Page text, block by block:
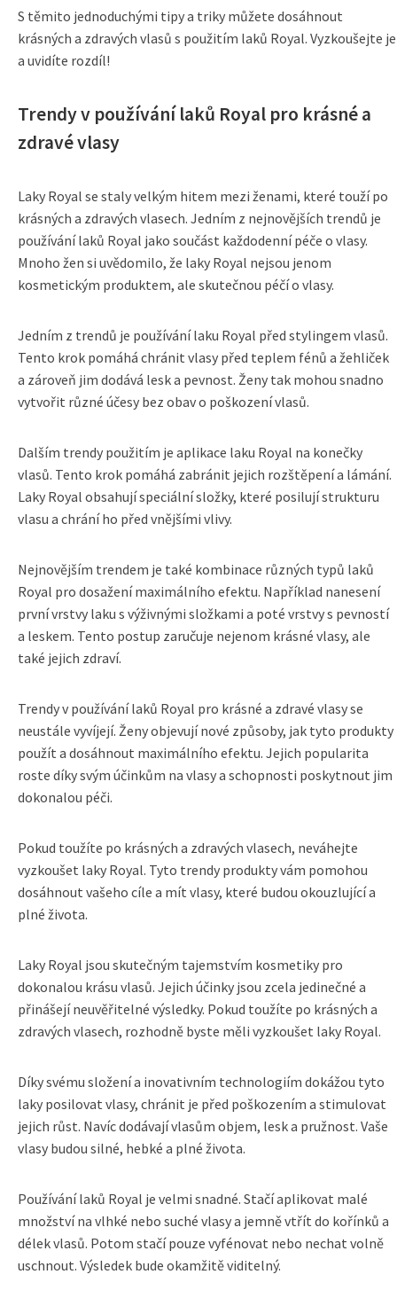
S těmito jednoduchými tipy a triky můžete dosáhnout
krásných a zdravých vlasů s použitím laků Royal. Vyzkoušejte je
a uvidíte rozdíl!
Trendy v používání laků Royal pro krásné a
zdravé vlasy
Laky Royal se staly velkým hitem mezi ženami, které touží po
krásných a zdravých vlasech. Jedním z nejnovějších trendů je
používání laků Royal jako součást každodenní péče o vlasy.
Mnoho žen si uvědomilo, že laky Royal nejsou jenom
kosmetickým produktem, ale skutečnou péčí o vlasy.
Jedním z trendů je používání laku Royal před stylingem vlasů.
Tento krok pomáhá chránit vlasy před teplem fénů a žehliček
a zároveň jim dodává lesk a pevnost. Ženy tak mohou snadno
vytvořit různé účesy bez obav o poškození vlasů.
Dalším trendy použitím je aplikace laku Royal na konečky
vlasů. Tento krok pomáhá zabránit jejich rozštěpení a lámání.
Laky Royal obsahují speciální složky, které posilují strukturu
vlasu a chrání ho před vnějšími vlivy.
Nejnovějším trendem je také kombinace různých typů laků
Royal pro dosažení maximálního efektu. Například nanesení
první vrstvy laku s výživnými složkami a poté vrstvy s pevností
a leskem. Tento postup zaručuje nejenom krásné vlasy, ale
také jejich zdraví.
Trendy v používání laků Royal pro krásné a zdravé vlasy se
neustále vyvíjejí. Ženy objevují nové způsoby, jak tyto produkty
použít a dosáhnout maximálního efektu. Jejich popularita
roste díky svým účinkům na vlasy a schopnosti poskytnout jim
dokonalou péči.
Pokud toužíte po krásných a zdravých vlasech, neváhejte
vyzkoušet laky Royal. Tyto trendy produkty vám pomohou
dosáhnout vašeho cíle a mít vlasy, které budou okouzlující a
plné života.
Laky Royal jsou skutečným tajemstvím kosmetiky pro
dokonalou krásu vlasů. Jejich účinky jsou zcela jedinečné a
přinášejí neuvěřitelné výsledky. Pokud toužíte po krásných a
zdravých vlasech, rozhodně byste měli vyzkoušet laky Royal.
Díky svému složení a inovativním technologiím dokážou tyto
laky posilovat vlasy, chránit je před poškozením a stimulovat
jejich růst. Navíc dodávají vlasům objem, lesk a pružnost. Vaše
vlasy budou silné, hebké a plné života.
Používání laků Royal je velmi snadné. Stačí aplikovat malé
množství na vlhké nebo suché vlasy a jemně vtřít do kořínků a
délek vlasů. Potom stačí pouze vyfénovat nebo nechat volně
uschnout. Výsledek bude okamžitě viditelný.